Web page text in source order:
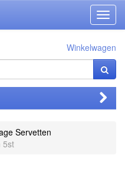
Winkelwagen
Servetten
5st